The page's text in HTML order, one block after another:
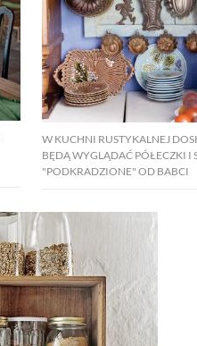
W KUCHNI RUSTYKALNEJ
BĘDĄ WYGLĄDAĆ PÓŁECZKI I
"PODKRADZIONE" OD BABCI